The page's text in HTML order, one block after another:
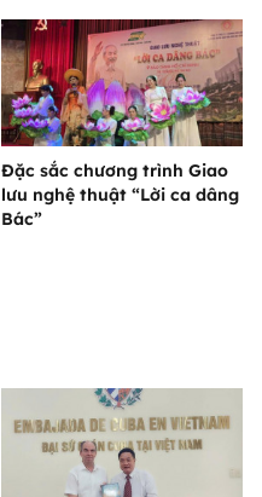
Đặc sắc chương trình Giao
lưu nghệ thuật “Lời ca dâng
Bác”